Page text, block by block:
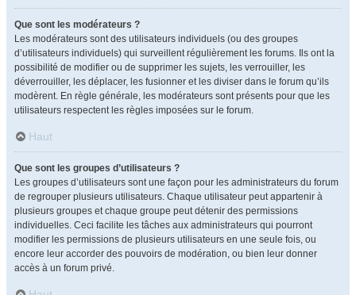
Que sont les modérateurs ?
Les modérateurs sont des utilisateurs individuels (ou des groupes
d’utilisateurs individuels) qui surveillent régulièrement les forums. Ils ont la
possibilité de modifier ou de supprimer les sujets, les verrouiller, les
déverrouiller, les déplacer, les fusionner et les diviser dans le forum qu’ils
modèrent. En règle générale, les modérateurs sont présents pour que les
utilisateurs respectent les règles imposées sur le forum.
Haut
Que sont les groupes d’utilisateurs ?
Les groupes d’utilisateurs sont une façon pour les administrateurs du forum
de regrouper plusieurs utilisateurs. Chaque utilisateur peut appartenir à
plusieurs groupes et chaque groupe peut détenir des permissions
individuelles. Ceci facilite les tâches aux administrateurs qui pourront
modifier les permissions de plusieurs utilisateurs en une seule fois, ou
encore leur accorder des pouvoirs de modération, ou bien leur donner
accès à un forum privé.